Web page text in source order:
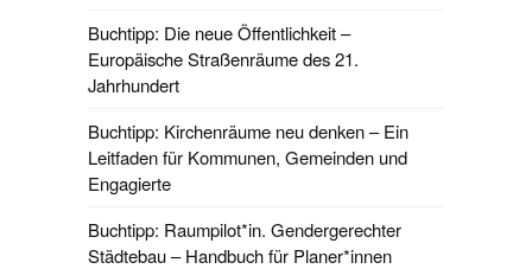
Buchtipp: Die neue Öffentlichkeit –
Europäische Straßenräume des 21.
Jahrhundert
Buchtipp: Kirchenräume neu denken – Ein
Leitfaden für Kommunen, Gemeinden und
Engagierte
Buchtipp: Raumpilot*in. Gendergerechter
Städtebau – Handbuch für Planer*innen